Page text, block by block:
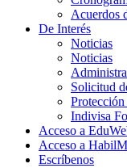
Acuerdos
De Interés
Noticias
Noticias
Solicitud
Indivisa
Acceso a
Acceso a
Escríbenos